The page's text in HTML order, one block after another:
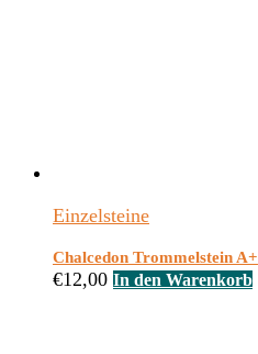
Einzelsteine
Chalcedon Trommelstein A+
€12,00 In den Warenkorb